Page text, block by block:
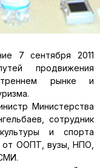
7 сентября 2011
продвижения
рынке и
Министерства
сотрудник
и спорта
от ООПТ, вузы, НПО,